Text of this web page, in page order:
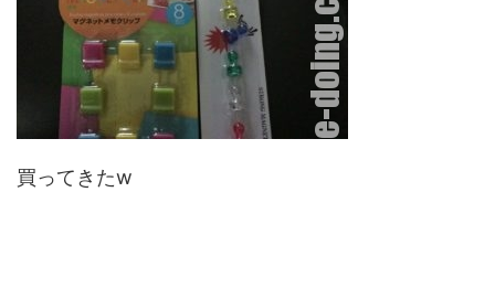
買ってきたw